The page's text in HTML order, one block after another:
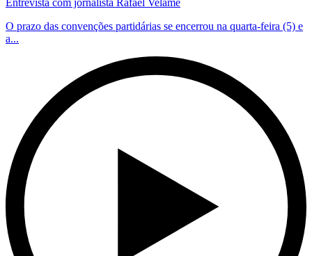
O prazo das convenções partidárias se encerrou na quarta-feira (5) e
a...